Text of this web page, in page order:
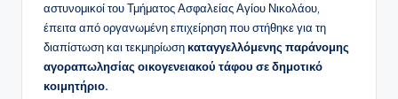
αστυνομικοί του Τμήματος Ασφαλείας Αγίου Νικολάου,
έπειτα από οργανωμένη επιχείρηση που στήθηκε για τη
διαπίστωση και τεκμηρίωσηκαταγγελλόμενης παράνομης
αγοραπωλησίας οικογενειακού τάφου σε δημοτικό
κοιμητήριο.